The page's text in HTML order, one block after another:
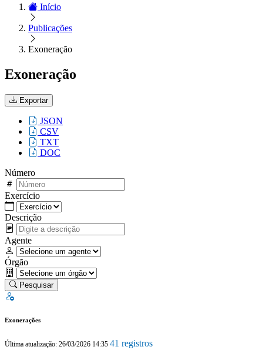
Início
Publicações
Exoneração
Exoneração
Exportar
JSON
CSV
TXT
DOC
Número
Exercício
Descrição
Agente
Órgão
Pesquisar
Exonerações
Última atualização: 26/03/2026 14:35 41 registros